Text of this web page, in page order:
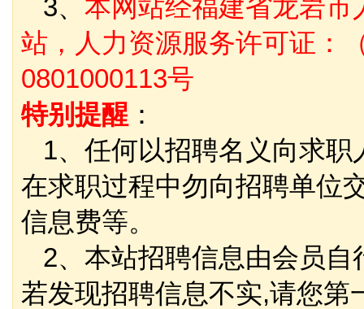
3、 本网站经福建省龙岩
站，人力资源服务许可证：
0801000113号
特别提醒 ：
1、任何以招聘名义向求职
在求职过程中勿向招聘单位
信息费等。
2、本站招聘信息由会员自
若发现招聘信息不实,请您第